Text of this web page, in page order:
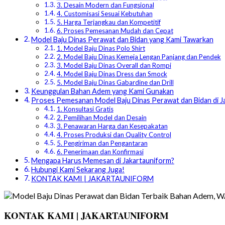
3. Desain Modern dan Fungsional
4. Customisasi Sesuai Kebutuhan
5. Harga Terjangkau dan Kompetitif
6. Proses Pemesanan Mudah dan Cepat
Model Baju Dinas Perawat dan Bidan yang Kami Tawarkan
1. Model Baju Dinas Polo Shirt
2. Model Baju Dinas Kemeja Lengan Panjang dan Pendek
3. Model Baju Dinas Overall dan Rompi
4. Model Baju Dinas Dress dan Smock
5. Model Baju Dinas Gabardine dan Drill
Keunggulan Bahan Adem yang Kami Gunakan
Proses Pemesanan Model Baju Dinas Perawat dan Bidan di
1. Konsultasi Gratis
2. Pemilihan Model dan Desain
3. Penawaran Harga dan Kesepakatan
4. Proses Produksi dan Quality Control
5. Pengiriman dan Pengantaran
6. Penerimaan dan Konfirmasi
Mengapa Harus Memesan di Jakartauniform?
Hubungi Kami Sekarang Juga!
KONTAK KAMI | JAKARTAUNIFORM
KONTAK KAMI | JAKARTAUNIFORM